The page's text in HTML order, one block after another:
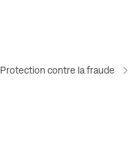
Protection contre la fraude